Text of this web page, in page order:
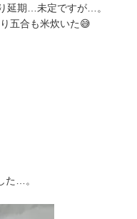
延期…未定ですが…。
五合も米炊いた😅
た…。